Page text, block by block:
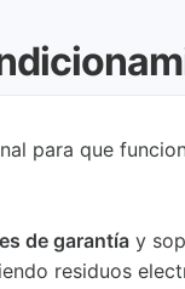
para que
de garantía y
residuos